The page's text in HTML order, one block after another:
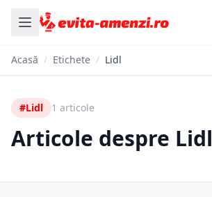
Acasă / Etichete / Lidl
#Lidl 1 articole
Articole despre Lidl